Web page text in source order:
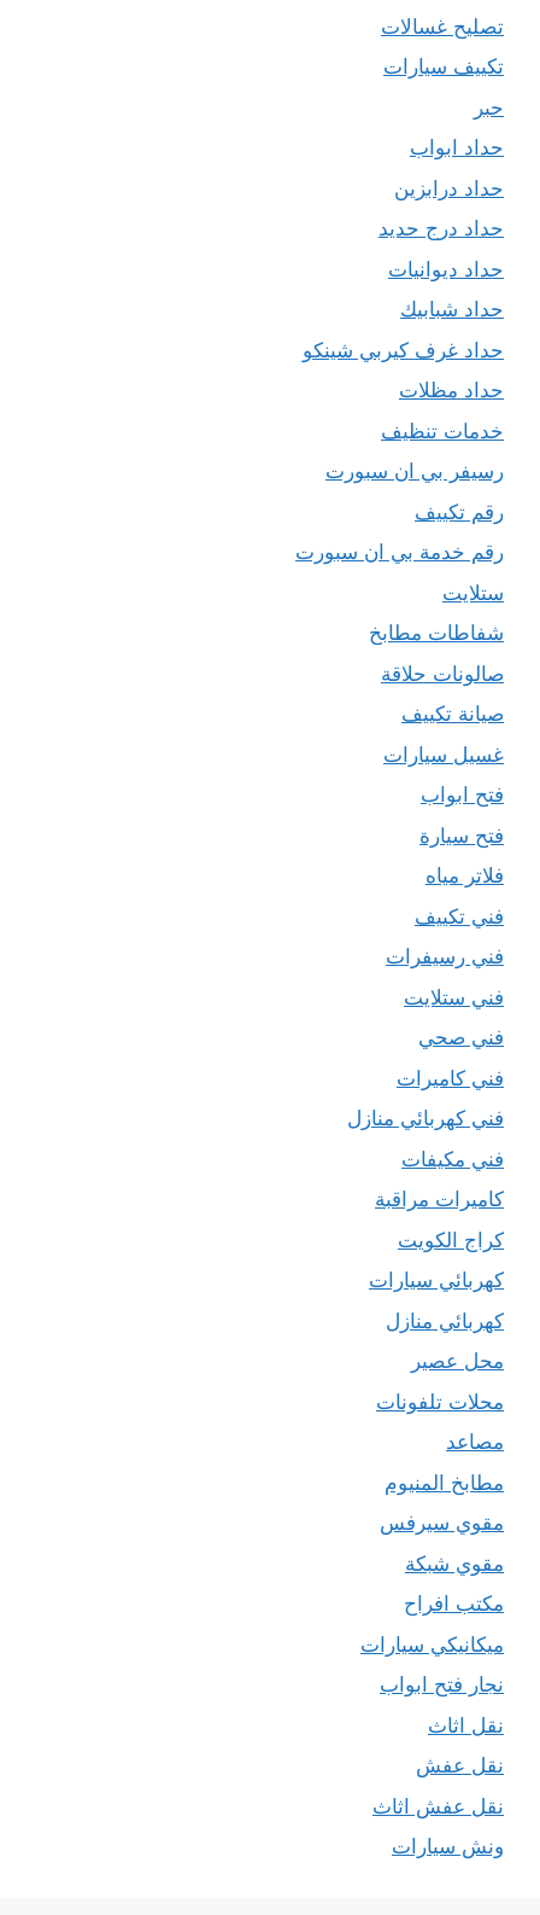
تصليح غسالات
تكييف سيارات
حبر
حداد ابواب
حداد درابزين
حداد درج حديد
حداد ديوانيات
حداد شبابيك
حداد غرف كيربي شينكو
حداد مظلات
خدمات تنظيف
رسيفر بي ان سبورت
رقم تكييف
رقم خدمة بي ان سبورت
ستلايت
شفاطات مطابخ
صالونات حلاقة
صيانة تكييف
غسيل سيارات
فتح ابواب
فتح سيارة
فلاتر مياه
فني تكييف
فني رسيفرات
فني ستلايت
فني صحي
فني كاميرات
فني كهربائي منازل
فني مكيفات
كاميرات مراقبة
كراج الكويت
كهربائي سيارات
كهربائي منازل
محل عصير
محلات تلفونات
مصاعد
مطابخ المنيوم
مقوي سيرفس
مقوي شبكة
مكتب افراح
ميكانيكي سيارات
نجار فتح ابواب
نقل اثاث
نقل عفش
نقل عفش اثاث
ونش سيارات